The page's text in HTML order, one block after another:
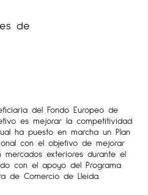
de
del Fondo Europeo de
es mejorar la competitividad
ha puesto en marcha un Plan
con el objetivo de mejorar
mercados exteriores durante el
con el apoyo del Programa
de Comercio de Lleida.